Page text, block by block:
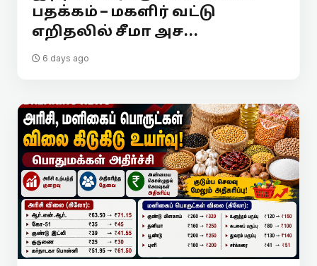
பதக்கம் – மகளிர் வட்டு
எறிதலில் சீமா அச...
6 days ago